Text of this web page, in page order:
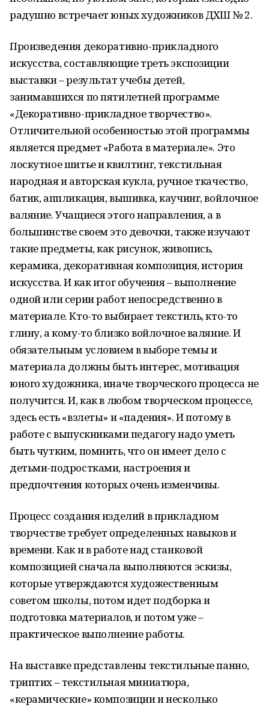
радушно встречает юных художников ДХШ № 2.
Произведения декоративно-прикладного
искусства, составляющие треть экспозиции
выставки – результат учебы детей,
занимавшихся по пятилетней программе
«Декоративно-прикладное творчество».
Отличительной особенностью этой программы
является предмет «Работа в материале». Это
лоскутное шитье и квилтинг, текстильная
народная и авторская кукла, ручное ткачество,
батик, аппликация, вышивка, каучинг, войлочное
валяние. Учащиеся этого направления, а в
большинстве своем это девочки, также изучают
такие предметы, как рисунок, живопись,
керамика, декоративная композиция, история
искусства. И как итог обучения – выполнение
одной или серии работ непосредственно в
материале. Кто-то выбирает текстиль, кто-то
глину, а кому-то близко войлочное валяние. И
обязательным условием в выборе темы и
материала должны быть интерес, мотивация
юного художника, иначе творческого процесса не
получится. И, как в любом творческом процессе,
здесь есть «взлеты» и «падения». И потому в
работе с выпускниками педагогу надо уметь
быть чутким, помнить, что он имеет дело с
детьми-подростками, настроения и
предпочтения которых очень изменчивы.
Процесс создания изделий в прикладном
творчестве требует определенных навыков и
времени. Как и в работе над станковой
композицией сначала выполняются эскизы,
которые утверждаются художественным
советом школы, потом идет подборка и
подготовка материалов, и потом уже –
практическое выполнение работы.
На выставке представлены текстильные панно,
триптих – текстильная миниатюра,
«керамические» композиции и несколько